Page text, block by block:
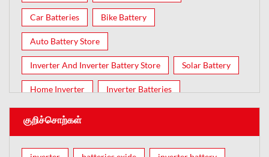
Car Batteries Bike Battery
Auto Battery Store
Inverter And Inverter Battery Store Solar Battery
Home Inverter Inverter Batteries
குறிச்சொற்கள்